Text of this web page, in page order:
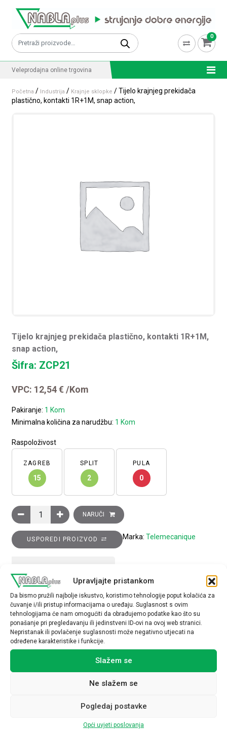
Upravljajte pristankom
Da bismo pružili najbolje iskustvo, koristimo tehnologije poput kolačića za
čuvanje i/ili pristup informacijama o uređaju. Suglasnost s ovim
tehnologijama će nam omogućiti da obrađujemo podatke kao što su
ponašanje pri pregledavanju ili jedinstveni ID-ovi na ovoj web stranici.
Nepristanak ili povlačenje suglasnosti može negativno utjecati na
određene karakteristike i funkcije.
Slažem se
Ne slažem se
Pogledaj postavke
Opći uvjeti poslovanja
Pretraži: 0
Veleprodajna online trgovina
Početna / Industrija / Krajnje sklopke / Tijelo krajnjeg prekidača
plastično, kontakti 1R+1M, snap action,
Tijelo krajnjeg prekidača plastično, kontakti 1R+1M,
snap action,
Šifra: ZCP21
VPC: 12,54€ /Kom
Pakiranje: 1 Kom
Minimalna količina za narudžbu: 1 Kom
Raspoloživost
ZAGREB
15
SPLIT
2
PULA
0
Tijelo krajnjeg prekidača plastično, kontakti 1R+1M, snap
NARUČI
USPOREDI PROIZVOD Marka: Telemecanique
Povezani proizvodi